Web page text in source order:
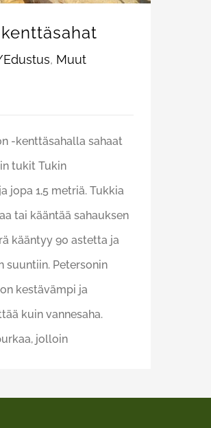
, Muut
-kenttäsahalla sahaat
tukit Tukin
jopa 1,5 metriä. Tukkia
tai kääntää sahauksen
kääntyy 90 astetta ja
suuntiin. Petersonin
kestävämpi ja
kuin vannesaha.
jolloin